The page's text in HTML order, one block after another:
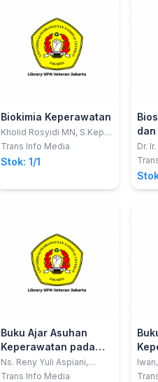
Biokimia Keperawatan
Kholid Rosyidi MN, S.Kep,
Ns
Trans Info Media
Stok: 1/1
Dr.
Buku Ajar Asuhan
Keperawatan pada
Klien dengan
Gangguan Sistem
Ns. Reny Yuli Aspiani,
S.Kep
Trans Info Media